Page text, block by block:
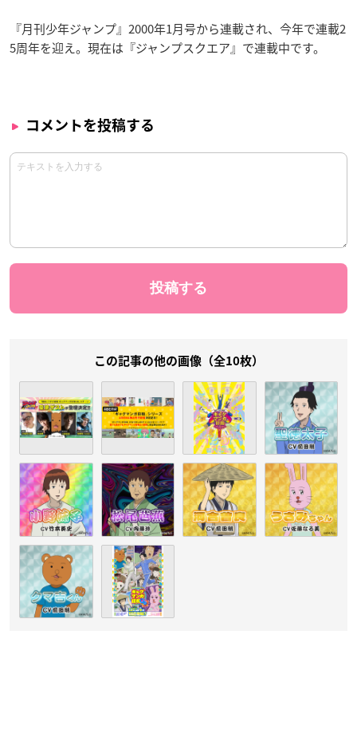
『月刊少年ジャンプ』2000年1月号から連載され、今年で連載2
5周年を迎え。現在は『ジャンプスクエア』で連載中です。
コメントを投稿する
この記事の他の画像（全10枚）